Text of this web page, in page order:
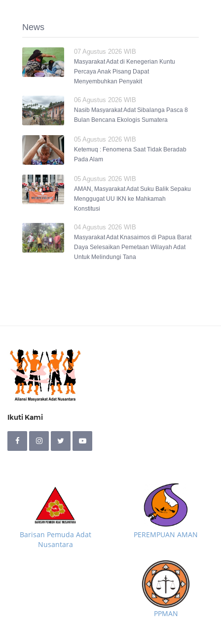
News
07 Agustus 2026 WIB
Masyarakat Adat di Kenegerian Kuntu
Percaya Anak Pisang Dapat
Menyembuhkan Penyakit
06 Agustus 2026 WIB
Nasib Masyarakat Adat Sibalanga Pasca 8
Bulan Bencana Ekologis Sumatera
05 Agustus 2026 WIB
Ketemuq : Fenomena Saat Tidak Beradab
Pada Alam
05 Agustus 2026 WIB
AMAN, Masyarakat Adat Suku Balik Sepaku
Menggugat UU IKN ke Mahkamah
Konstitusi
04 Agustus 2026 WIB
Masyarakat Adat Knasaimos di Papua Barat
Daya Selesaikan Pemetaan Wilayah Adat
Untuk Melindungi Tana
Ikuti Kami
Barisan Pemuda Adat
Nusantara
PEREMPUAN AMAN
PPMAN